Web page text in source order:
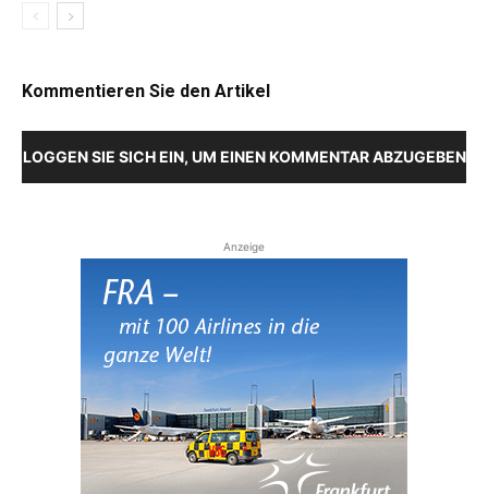
Kommentieren Sie den Artikel
LOGGEN SIE SICH EIN, UM EINEN KOMMENTAR ABZUGEBEN
Anzeige